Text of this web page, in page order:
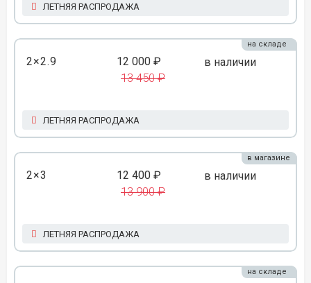
ЛЕТНЯЯ РАСПРОДАЖА
2×2.9 12 000 ₽
13 450 ₽
в наличии
на складе
ЛЕТНЯЯ РАСПРОДАЖА
2×3 12 400 ₽
13 900 ₽
в наличии
в магазине
ЛЕТНЯЯ РАСПРОДАЖА
на складе